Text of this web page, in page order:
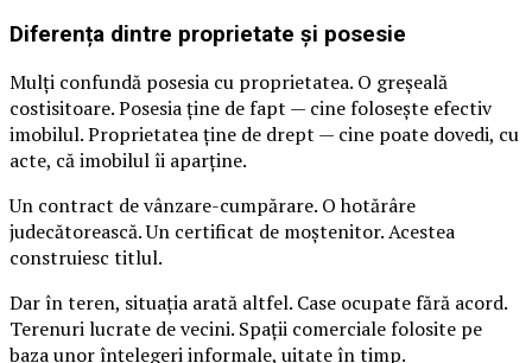
Diferența dintre proprietate și posesie
Mulți confundă posesia cu proprietatea. O greșeală
costisitoare. Posesia ține de fapt — cine folosește efectiv
imobilul. Proprietatea ține de drept — cine poate dovedi, cu
acte, că imobilul îi aparține.
Un contract de vânzare-cumpărare. O hotărâre
judecătorească. Un certificat de moștenitor. Acestea
construiesc titlul.
Dar în teren, situația arată altfel. Case ocupate fără acord.
Terenuri lucrate de vecini. Spații comerciale folosite pe
baza unor înțelegeri informale, uitate în timp.